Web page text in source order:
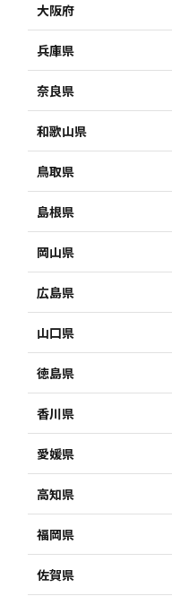
大阪府
兵庫県
奈良県
和歌山県
鳥取県
島根県
岡山県
広島県
山口県
徳島県
香川県
愛媛県
高知県
福岡県
佐賀県